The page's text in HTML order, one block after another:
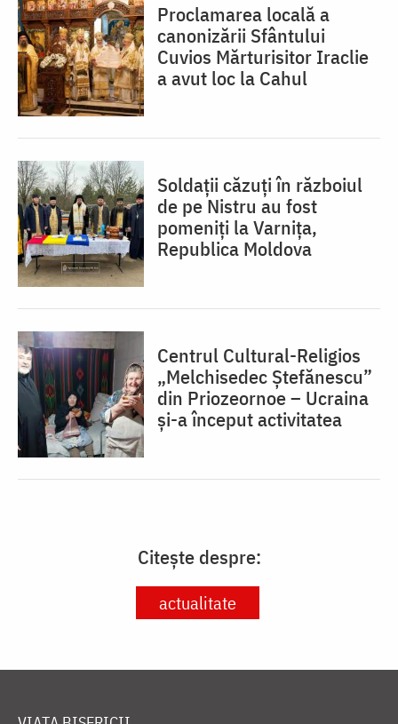
Proclamarea locală a
canonizării Sfântului
Cuvios Mărturisitor Iraclie
a avut loc la Cahul
Soldații căzuți în războiul
de pe Nistru au fost
pomeniți la Varnița,
Republica Moldova
Centrul Cultural-Religios
„Melchisedec Ștefănescu”
din Priozeornoe – Ucraina
și-a început activitatea
Citește despre:
actualitate